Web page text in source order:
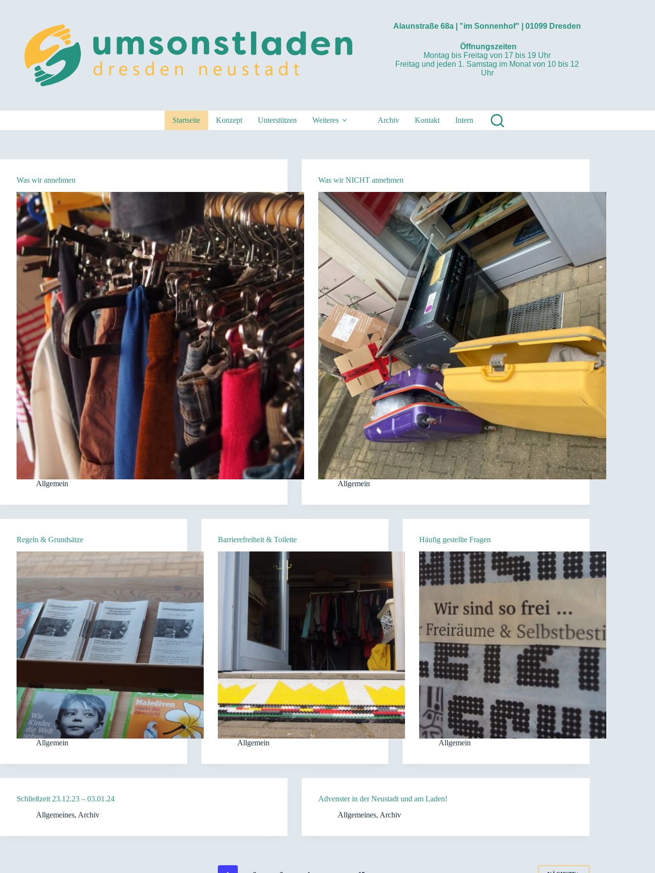
Alaunstraße 68a | "im Sonnenhof" | 01099 Dresden
Öffnungszeiten
Montag bis Freitag von 17 bis 19 Uhr
Freitag und jeden 1. Samstag im Monat von 10 bis 12
Uhr
Startseite Konzept Unterstützen Weiteres Archiv Kontakt Intern
Was wir annehmen
Allgemein
Was wir NICHT annehmen
Allgemein
Regeln & Grundsätze
Allgemein
Barrierefreiheit & Toilette
Allgemein
Häufig gestellte Fragen
Allgemein
Schließzeit 23.12.23 – 03.01.24
Allgemeines, Archiv
Advenster in der Neustadt und am Laden!
Allgemeines, Archiv